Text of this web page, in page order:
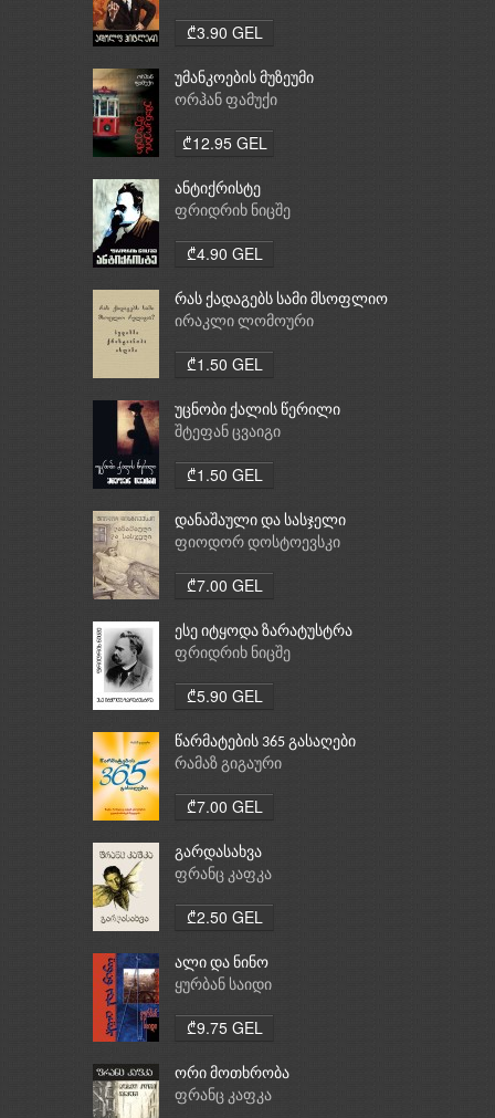
₾3.90 GEL
უმანკოების მუზეუმი
ორჰან ფამუქი
₾12.95 GEL
ანტიქრისტე
ფრიდრიხ ნიცშე
₾4.90 GEL
რას ქადაგებს სამი მსოფლიო
რელიგია: ბუდიზმი,
ირაკლი ლომოური
₾1.50 GEL
უცნობი ქალის წერილი
შტეფან ცვაიგი
₾1.50 GEL
დანაშაული და სასჯელი
ფიოდორ დოსტოევსკი
₾7.00 GEL
ესე იტყოდა ზარატუსტრა
ფრიდრიხ ნიცშე
₾5.90 GEL
წარმატების 365 გასაღები
რამაზ გიგაური
₾7.00 GEL
გარდასახვა
ფრანც კაფკა
₾2.50 GEL
ალი და ნინო
ყურბან საიდი
₾9.75 GEL
ორი მოთხრობა
ფრანც კაფკა